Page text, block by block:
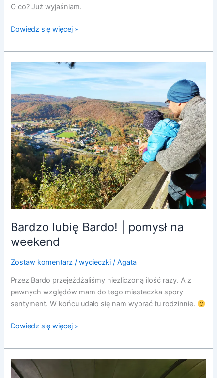
O co? Już wyjaśniam.
Dowiedz się więcej »
Bardzo lubię Bardo! | pomysł na
weekend
Zostaw komentarz /wycieczki /Agata
Przez Bardo przejeżdżaliśmy niezliczoną ilość razy. A z
pewnych względów mam do tego miasteczka spory
sentyment. W końcu udało się nam wybrać tu rodzinnie.
Bardzo
lubię
|
pomysł
na
weekend
Dowiedz się więcej »
Krośnice